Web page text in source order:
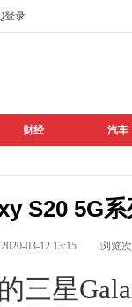
登录
财经 汽车
S20 5G
03-12 13:15 浏览
三星